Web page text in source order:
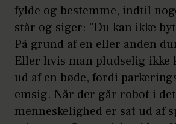
fylde og bestemme, indtil
står og siger: ”Du kan ikke
På grund af en eller anden
Eller hvis man pludselig ikke
ud af en bøde, fordi
emsig. Når der går robot i
menneskelighed er sat ud af